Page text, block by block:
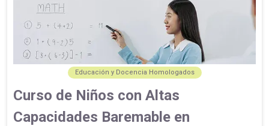
Educación y Docencia Homologados
Curso de Niños con Altas
Capacidades Baremable en